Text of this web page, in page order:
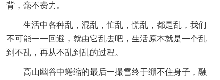
背，毫不费力。
生活中各种乱，混乱，忙乱，慌乱，都是乱，我们
不可能一一回避，就由它乱去吧，生活原本就是一个乱
到不乱，再从不乱到乱的过程。
高山幽谷中蜷缩的最后一撮雪终于绷不住身子，融